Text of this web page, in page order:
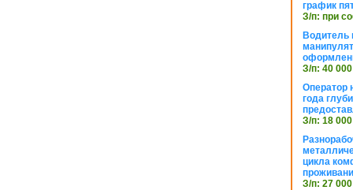
график
З/п: при
Водитель
З/п: 40
Оператор
года
З/п: 18
цикла
З/п: 27